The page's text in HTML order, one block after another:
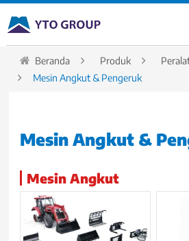
Beranda Produk
Mesin Angkut & Pengeruk
Mesin Angkut &
Mesin Angkut